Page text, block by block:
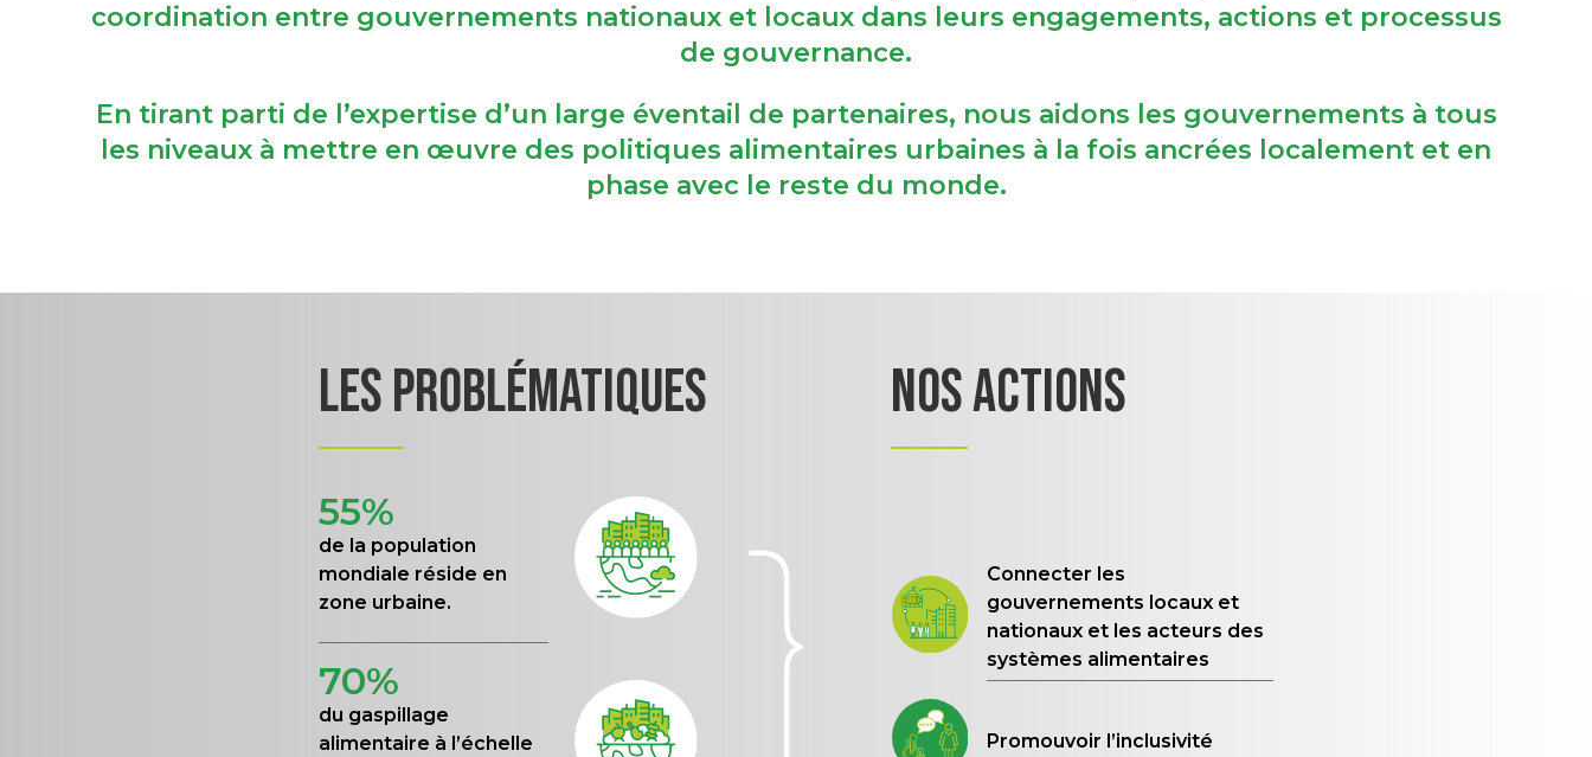
coordination entre gouvernements nationaux et locaux dans leurs engagements, actions et processus
de gouvernance.
En tirant parti de l’expertise d’un large éventail de partenaires, nous aidons les gouvernements à tous
les niveaux à mettre en œuvre des politiques alimentaires urbaines à la fois ancrées localement et en
phase avec le reste du monde.
LESPROBLÉMATIQUES
55%
de la population
mondiale réside en
zone urbaine.
70%
du gaspillage
alimentaire à l’échelle
NOSACTIONS
Connecter les
gouvernements locaux et
nationaux et les acteurs des
systèmes alimentaires
Promouvoir l’inclusivité